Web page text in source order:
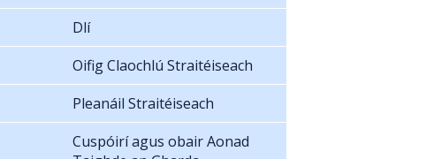
Dlí
Oifig Claochlú Straitéiseach
Pleanáil Straitéiseach
Cuspóirí agus obair Aonad